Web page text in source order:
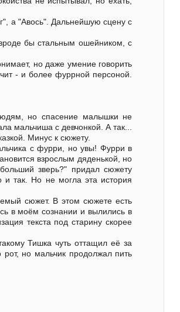
а "Авось". Дальнейшую сцену с
бы стальным ошейником, с
но даже умение говорить
- и более фуррной персоной.
но спасение малышки не
мальчиша с девчонкой. А так...
Минус к сюжету.
с фурри, но увы! Фурри в
взрослым дяденькой, но
зверь?" придал сюжету
и так. Но не могла эта история
сюжет. В этом сюжете есть
в моём сознании и вылились в
текста под старину скорее
Тишка чуть оттащил её за
но мальчик продолжал пить